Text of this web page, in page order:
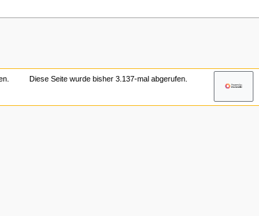
Diese Seite wurde bisher 3.137-mal abgerufen.